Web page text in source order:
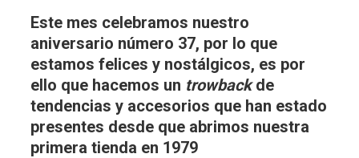
Este mes celebramos nuestro
aniversario número 37, por lo que
estamos felices y nostálgicos, es por
ello que hacemos un trowbackde
tendencias y accesorios que han estado
presentes desde que abrimos nuestra
primera tienda en 1979